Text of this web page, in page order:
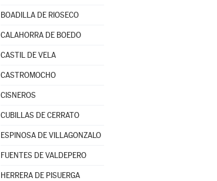
BOADILLA DE RIOSECO
CALAHORRA DE BOEDO
CASTIL DE VELA
CASTROMOCHO
CISNEROS
CUBILLAS DE CERRATO
ESPINOSA DE VILLAGONZALO
FUENTES DE VALDEPERO
HERRERA DE PISUERGA